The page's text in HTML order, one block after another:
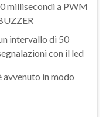
millisecondi a PWM
intervallo di 50
con il led
avvenuto in modo